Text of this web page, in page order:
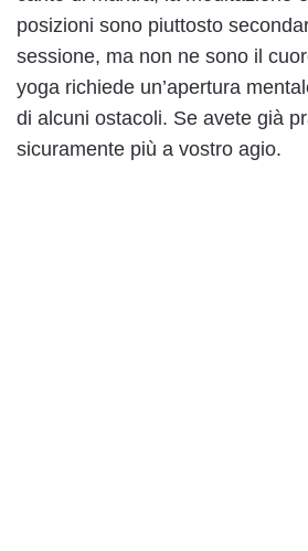
posizioni sono piuttosto
sessione, ma non ne sono il
yoga richiede un’apertura
di alcuni ostacoli. Se avete già
sicuramente più a vostro agio.